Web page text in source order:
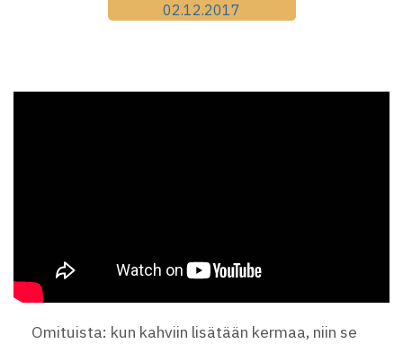
02.12.2017
Omituista: kun kahviin lisätään kermaa, niin se